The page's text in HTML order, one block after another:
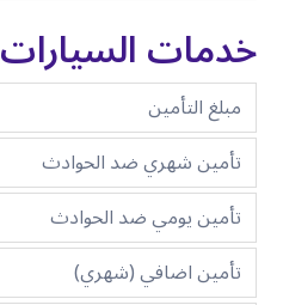
خدمات السيارات
مبلغ التأمين
تأمين شهري ضد الحوادث
تأمين يومي ضد الحوادث
تأمين اضافي (شهري)